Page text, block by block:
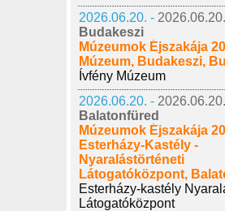
2026.06.20. - 2026.06.20.
Budakeszi
Múzeumok Éjszakája
Múzeum, Budakeszi,
Ívfény Múzeum
2026.06.20. - 2026.06.20.
Balatonfüred
Múzeumok Éjszakája
Esterházy-Kastély -
Nyaralástörténeti
Látogatóközpont,
Esterházy-kastély
Látogatóközpont